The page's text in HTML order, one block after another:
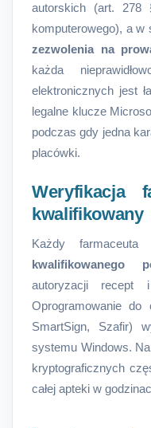
autorskich (art.
komputerowego), a w
zezwolenia na
każda
elektronicznych jest
legalne klucze
podczas gdy jedna
placówki.
Weryfikacja
kwalifikowany
Każdy
kwalifikowanego
autoryzacji recept i
Oprogramowanie do
SmartSign, Szafir)
systemu Windows.
kryptograficznych
całej apteki w